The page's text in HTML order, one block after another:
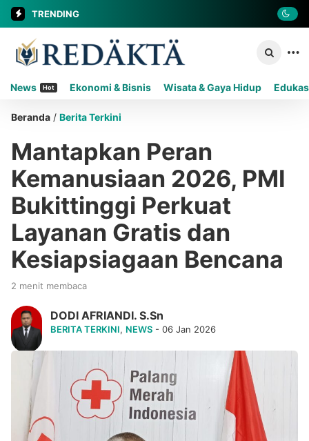
TRENDING
News Hot Ekonomi & Bisnis Wisata & Gaya Hidup
Beranda / Berita Terkini
Mantapkan Peran
Kemanusiaan 2026, PMI
Bukittinggi Perkuat
Layanan Gratis dan
Kesiapsiagaan Bencana
2 menit membaca
DODI AFRIANDI. S.Sn
BERITA TERKINI, NEWS - 06 Jan 2026